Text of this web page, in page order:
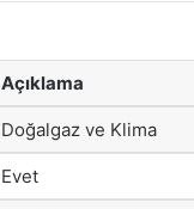
Açıklama
Doğalgaz ve Klima
Evet